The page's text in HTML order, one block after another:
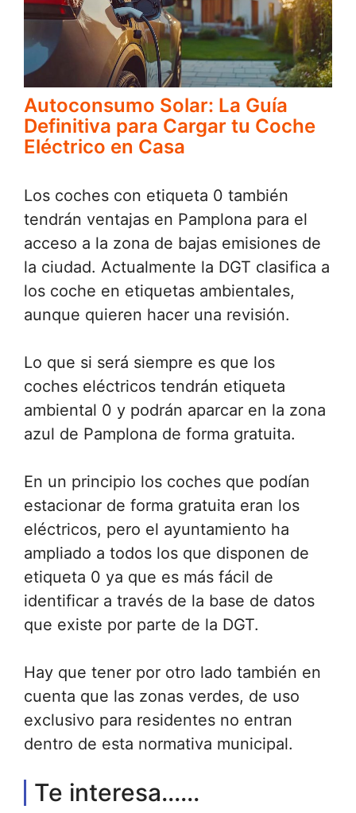
Autoconsumo Solar: La Guía
Definitiva para Cargar tu Coche
Eléctrico en Casa
Los coches con etiqueta 0 también
tendrán ventajas en Pamplona para el
acceso a la zona de bajas emisiones de
la ciudad. Actualmente la DGT clasifica a
los coche en etiquetas ambientales,
aunque quieren hacer una revisión.
Lo que si será siempre es que los
coches eléctricos tendrán etiqueta
ambiental 0 y podrán aparcar en la zona
azul de Pamplona de forma gratuita.
En un principio los coches que podían
estacionar de forma gratuita eran los
eléctricos, pero el ayuntamiento ha
ampliado a todos los que disponen de
etiqueta 0 ya que es más fácil de
identificar a través de la base de datos
que existe por parte de la DGT.
Hay que tener por otro lado también en
cuenta que las zonas verdes, de uso
exclusivo para residentes no entran
dentro de esta normativa municipal.
Te interesa......